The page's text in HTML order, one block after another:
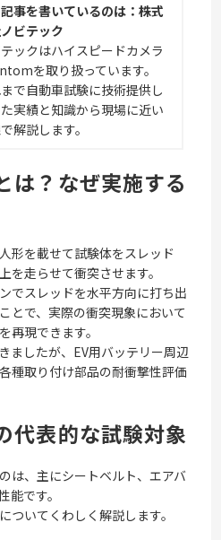
事を書いているのは：株式
ビテック
ックはハイスピードカメラ
を取り扱っています。
で自動車試験に技術提供し
実績と知識から現場に近い
解説します。
は？なぜ実施する
形を載せて試験体をスレッド
を走らせて衝突させます。
でスレッドを水平方向に打ち出
とで、実際の衝突現象において
再現できます。
ましたが、EV用バッテリー周辺
種取り付け部品の耐衝撃性評価
代表的な試験対象
は、主にシートベルト、エアバ
能です。
ついてくわしく解説します。